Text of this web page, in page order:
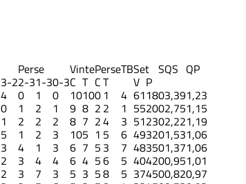
Perse VintePerseTBSet SQS QP
3-22-31-30-3C T CT V P
4 0 1 0 10100 1 4 611803,391,23
0 1 2 1 9 8 2 2 1 552002,751,15
1 2 2 2 8 7 24 3 512302,221,19
5 1 2 3 105 1 5 6 493201,531,06
3 4 1 3 6 7 5 3 7 483501,371,06
2 3 4 4 6 4 56 5 404200,951,01
2 3 7 3 5 3 58 5 374500,820,97